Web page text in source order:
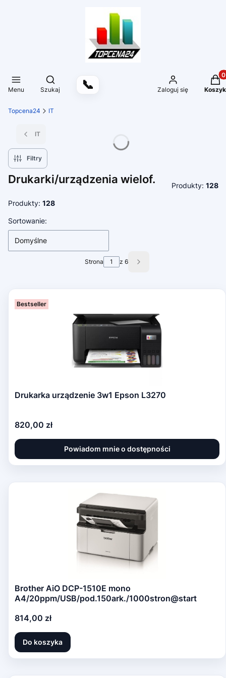
Menu
Otwórz wyszukiwarkę
Szukaj 📞 Zaloguj się Koszyk
Topcena24 IT
IT
Filtry
Drukarki/urządzenia wielof. Produkty: 128
Produkty: 128
Lista produktów
Sortowanie:
Domyślne
Strona z 6 Następne produkty
Bestseller
Drukarka urządzenie 3w1 Epson L3270
Cena
820,00 zł
Powiadom mnie o dostępności
Brother AiO DCP-1510E mono
A4/20ppm/USB/pod.150ark./1000stron@start
Cena
814,00 zł
Do koszyka